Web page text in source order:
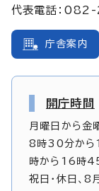
代表電話：
庁舎案内
開庁時間
月曜日から金
8時30分から
時から16時45
祝日・休日、